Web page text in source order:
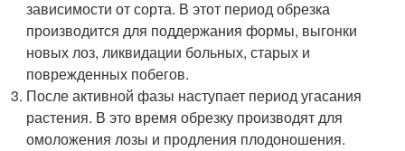
зависимости от сорта. В этот период обрезка
производится для поддержания формы, выгонки
новых лоз, ликвидации больных, старых и
поврежденных побегов.
После активной фазы наступает период угасания
растения. В это время обрезку производят для
омоложения лозы и продления плодоношения.